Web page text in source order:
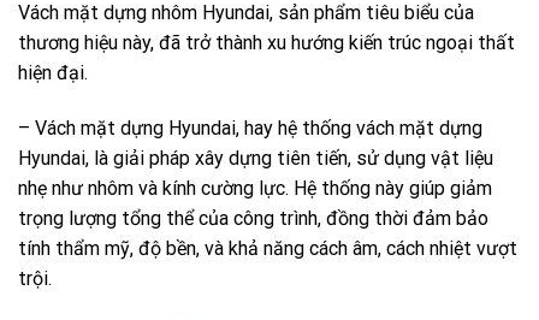
Vách mặt dựng nhôm Hyundai, sản phẩm tiêu biểu của
thương hiệu này, đã trở thành xu hướng kiến trúc ngoại thất
hiện đại.
– Vách mặt dựng Hyundai, hay hệ thống vách mặt dựng
Hyundai, là giải pháp xây dựng tiên tiến, sử dụng vật liệu
nhẹ như nhôm và kính cường lực. Hệ thống này giúp giảm
trọng lượng tổng thể của công trình, đồng thời đảm bảo
tính thẩm mỹ, độ bền, và khả năng cách âm, cách nhiệt vượt
trội.